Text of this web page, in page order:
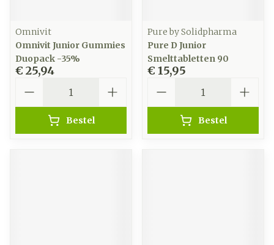
Omnivit
Omnivit Junior Gummies
Duopack -35%
€ 25,94
Bestel
Pure by Solidpharma
Pure D Junior
Smelttabletten 90
€ 15,95
Bestel